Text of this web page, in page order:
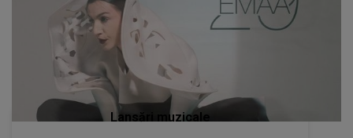
Lansări muzicale